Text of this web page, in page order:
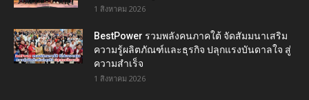
1 สิงหาคม 2026
BestPower รวมพลังคนภาคใต้ จัดสัมมนาเสริม
ความรู้ผลิตภัณฑ์และธุรกิจ ปลุกแรงบันดาลใจ สู่
ความสำเร็จ
1 สิงหาคม 2026